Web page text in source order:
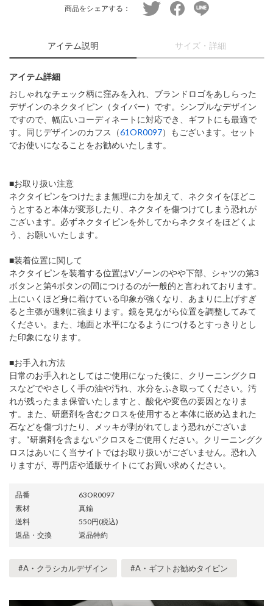
商品をシェアする： twitter facebookline
アイテム説明 サイズ・詳細
アイテム詳細
おしゃれなチェック柄に窪みを入れ、ブランドロゴをあしらった
デザインのネクタイピン（タイバー）です。シンプルなデザイン
ですので、幅広いコーディネートに対応でき、ギフトにも最適で
す。同じデザインのカフス（61OR0097）もございます。セット
でお使いになることをお勧めいたします。
■お取り扱い注意
ネクタイピンをつけたまま無理に力を加えて、ネクタイをほどこ
うとすると本体が変形したり、ネクタイを傷つけてしまう恐れが
ございます。必ずネクタイピンを外してからネクタイをほどくよ
う、お願いいたします。
■装着位置に関して
ネクタイピンを装着する位置はVゾーンのやや下部、シャツの第3
ボタンと第4ボタンの間につけるのが一般的と言われております。
上にいくほど身に着けている印象が強くなり、あまりに上げすぎ
ると主張が過剰に強まります。鏡を見ながら位置を調整してみて
ください。また、地面と水平になるようにつけるとすっきりとし
た印象になります。
■お手入れ方法
日常のお手入れとしてはご使用になった後に、クリーニングクロ
スなどでやさしく手の油や汚れ、水分をふき取ってください。汚
れが残ったまま保管いたしますと、酸化や変色の要因となりま
す。また、研磨剤を含むクロスを使用すると本体に嵌め込まれた
石などを傷づけたり、メッキが剥がれてしまう恐れがございま
す。“研磨剤を含まない”クロスをご使用ください。クリーニングク
ロスはあいにく当サイトではお取り扱いがございません。恐れ入
りますが、専門店や通販サイトにてお買い求めください。
品番
63OR0097
素材
真鍮
送料
550円(税込)
返品・交換
返品特約
#A・クラシカルデザイン #A・ギフトお勧めタイピン